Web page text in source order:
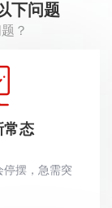
下问题
？
常态
停摆，急需突